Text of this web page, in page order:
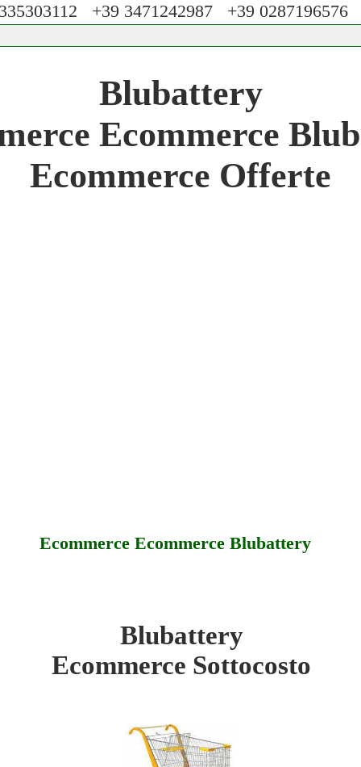
3.000 € Mese
+39 3471242987 +39
Blubattery
Ecommerce
Ecommerce Offerte
Ecommerce Ecommerce Blubattery
- SottocostoBlubattery
Ecommerce Sottocosto